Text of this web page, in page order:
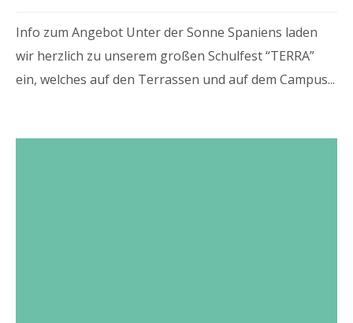
Info zum Angebot Unter der Sonne Spaniens laden
wir herzlich zu unserem großen Schulfest “TERRA”
ein, welches auf den Terrassen und auf dem Campus...